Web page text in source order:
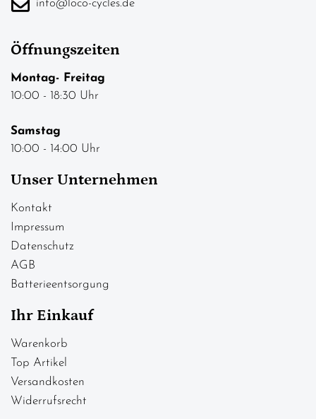
info@loco-cycles.de
Öffnungszeiten
Montag- Freitag
10:00 - 18:30 Uhr
Samstag
10:00 - 14:00 Uhr
Unser Unternehmen
Kontakt
Impressum
Datenschutz
AGB
Batterieentsorgung
Ihr Einkauf
Warenkorb
Top Artikel
Versandkosten
Widerrufsrecht